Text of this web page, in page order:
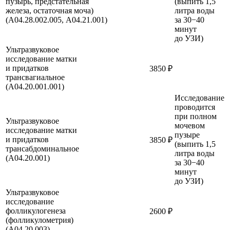
железа, остаточная моча)
(А04.28.002.005, A04.21.001)
литра воды
за 30−40
минут
до УЗИ)
Ультразвуковое
исследование матки
и придатков
трансвагиальное
(A04.20.001.001)
3850 ₽
Ультразвуковое
исследование матки
и придатков
трансабдоминальное
(A04.20.001)
3850 ₽
Исследование
проводится
при полном
мочевом
пузыре
(выпить 1,5
литра воды
за 30−40
минут
до УЗИ)
Ультразвуковое
исследование
фолликулогенеза
(фолликулометрия)
2600 ₽